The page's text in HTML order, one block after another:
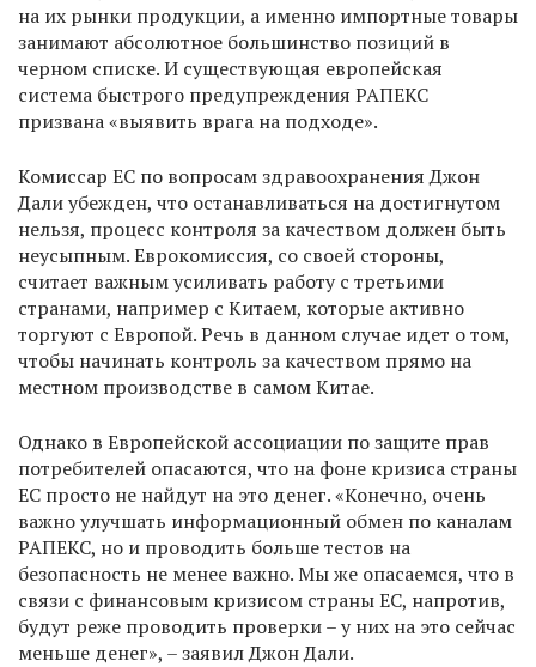
на их рынки продукции, а именно импортные товары
занимают абсолютное большинство позиций в
черном списке. И существующая европейская
система быстрого предупреждения РАПЕКС
призвана «выявить врага на подходе».
Комиссар ЕС по вопросам здравоохранения Джон
Дали убежден, что останавливаться на достигнутом
нельзя, процесс контроля за качеством должен быть
неусыпным. Еврокомиссия, со своей стороны,
считает важным усиливать работу с третьими
странами, например с Китаем, которые активно
торгуют с Европой. Речь в данном случае идет о том,
чтобы начинать контроль за качеством прямо на
местном производстве в самом Китае.
Однако в Европейской ассоциации по защите прав
потребителей опасаются, что на фоне кризиса страны
ЕС просто не найдут на это денег. «Конечно, очень
важно улучшать информационный обмен по каналам
РАПЕКС, но и проводить больше тестов на
безопасность не менее важно. Мы же опасаемся, что в
связи с финансовым кризисом страны ЕС, напротив,
будут реже проводить проверки – у них на это сейчас
меньше денег», – заявил Джон Дали.